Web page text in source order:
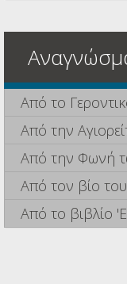
Από το
Από την
Από την Φωνή
Από τον βίο
Από το βιβλίο